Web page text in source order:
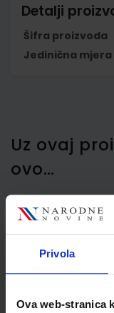
Privola
Ova web-stranica
Detalji
Šifra proizvoda
Jedinična mjera
Uz ovaj
ovo…